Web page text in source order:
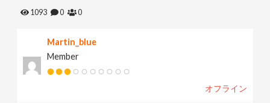
e 1093 0 0
Martin_blue
Member
オフライン